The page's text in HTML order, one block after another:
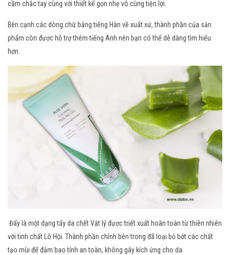
cầm chắc tay cùng với thiết kế gọn nhẹ vô cùng tiện lợi.
Bên cạnh các dòng chữ bằng tiếng Hàn về xuất xứ, thành phần của sản
phẩm còn được hỗ trợ thêm tiếng Anh nên bạn có thể dễ dàng tìm hiểu
hơn.
Đẩy là một dạng tẩy da chết Vật lý được triết xuất hoàn toàn từ thiên nhiên
với tinh chất Lô Hội. Thành phần chính bên trong đã loại bỏ bớt các chất
tạo mùi để đảm bao tính an toàn, không gây kích ứng cho da.